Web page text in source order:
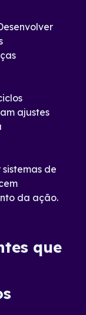
ajustes
de
da ação.
que